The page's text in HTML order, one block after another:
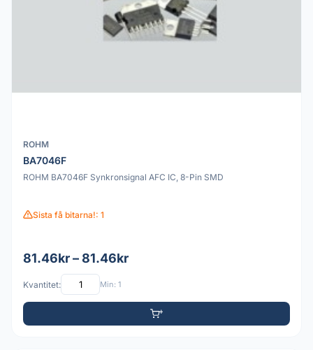
ROHM
BA7046F
ROHM BA7046F Synkronsignal AFC IC, 8-Pin SMD
Sista få bitarna!: 1
81.46kr – 81.46kr
Kvantitet: Min: 1